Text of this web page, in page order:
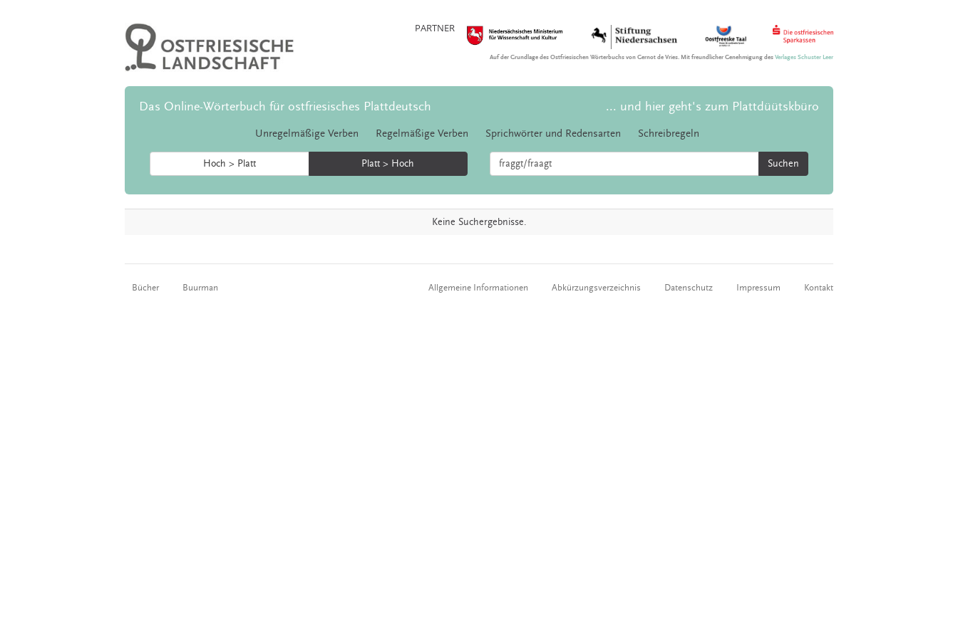
PARTNER
Auf der Grundlage des Ostfriesischen Wörterbuchs von Gernot de Vries. Mit freundlicher Genehmigung desVerlages Schuster Leer
Das Online-Wörterbuch für ostfriesisches Plattdeutsch ... und hier geht's zum Plattdüütskbüro
Unregelmäßige Verben Regelmäßige Verben Sprichwörter und Redensarten Schreibregeln
Hoch > Platt Platt > Hoch Suchen
Keine Suchergebnisse.
Bücher Buurman Allgemeine Informationen Abkürzungsverzeichnis Datenschutz Impressum Kontakt